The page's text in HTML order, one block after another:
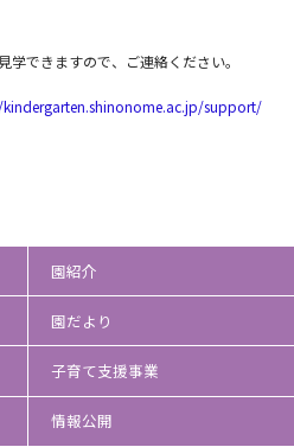
できますので、ご連絡ください。
support/
園紹介
園だより
子育て支援事業
情報公開